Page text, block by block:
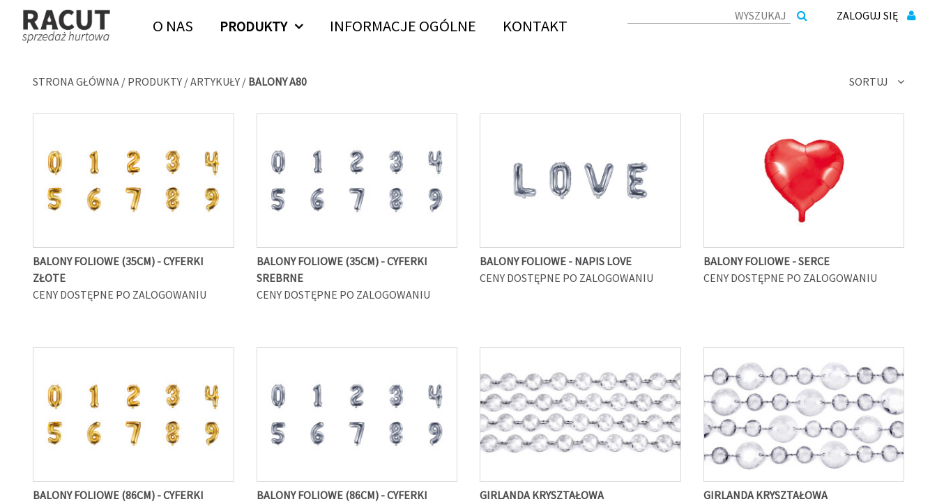
O NAS PRODUKTY INFORMACJE OGÓLNE KONTAKT
ZALOGUJ SIĘ
STRONA GŁÓWNA / PRODUKTY /ARTYKUŁY / BALONY A80 SORTUJ
BALONY FOLIOWE (35CM) - CYFERKI
ZŁOTE
CENY DOSTĘPNE PO ZALOGOWANIU
BALONY FOLIOWE (35CM) - CYFERKI
SREBRNE
CENY DOSTĘPNE PO ZALOGOWANIU
BALONY FOLIOWE - NAPIS LOVE
CENY DOSTĘPNE PO ZALOGOWANIU
BALONY FOLIOWE - SERCE
CENY DOSTĘPNE PO ZALOGOWANIU
BALONY FOLIOWE (86CM) - CYFERKI
BALONY FOLIOWE (86CM) - CYFERKI
GIRLANDA KRYSZTAŁOWA
GIRLANDA KRYSZTAŁOWA